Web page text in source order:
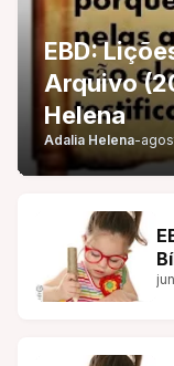
EBD:
Arquivo
Helena
Adalia Helena-